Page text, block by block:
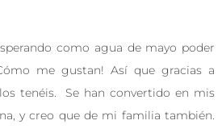
como agua de mayo poder
me gustan! Así que gracias a
tenéis. Se han convertido en mis
y creo que de mi familia también.